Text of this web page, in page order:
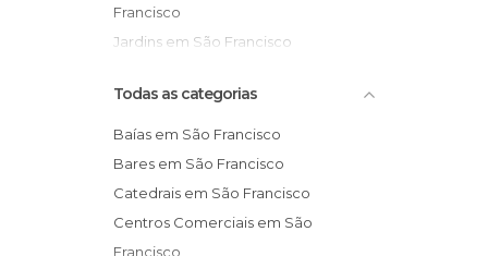
Francisco
Jardins em São Francisco
Francisco
Todas as categorias
Baías em São Francisco
Bares em São Francisco
Catedrais em São Francisco
Centros Comerciais em São
Francisco